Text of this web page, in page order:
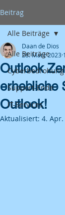
Beitrag
Alle Beiträge
Cyberbedrohung
Support-Ende
IT-Services
Alle Beiträge
Outlook
erhebliche
Outlook!
Daan de Dios
28. März 2023
Aktualisiert: 4. Apr.